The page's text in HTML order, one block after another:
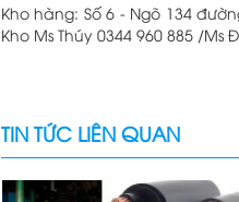
Kho hàng: Số 6 - Ngõ 134
Kho Ms Thúy 0344 960 885 /Ms
TIN TỨC LIÊN QUAN